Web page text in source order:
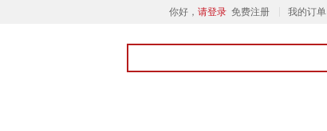
你好， 请登录 免费注册 我的订单